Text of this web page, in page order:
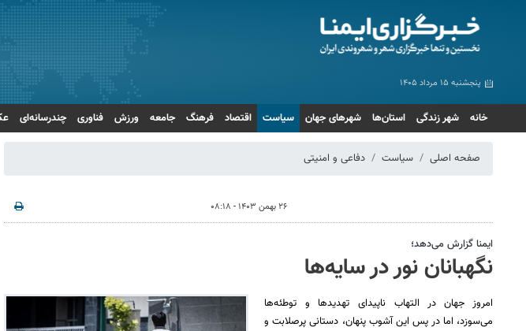
پنجشنبه ۱۵ مرداد ۱۴۰۵
خانه شهر زندگی استان‌ها شهرهای جهان سیاست اقتصاد فرهنگ جامعه ورزش فناوری چندرسانه‌ای
صفحه اصلی سیاست دفاعی و امنیتی
۲۶ بهمن ۱۴۰۳ - ۰۸:۱۸
ایمنا گزارش می‌دهد؛
نگهبانان نور در سایه‌ها
امروز جهان در التهاب ناپیدای تهدیدها و توطئه‌ها
می‌سوزد، اما در پس این آشوب پنهان، دستانی پرصلابت و